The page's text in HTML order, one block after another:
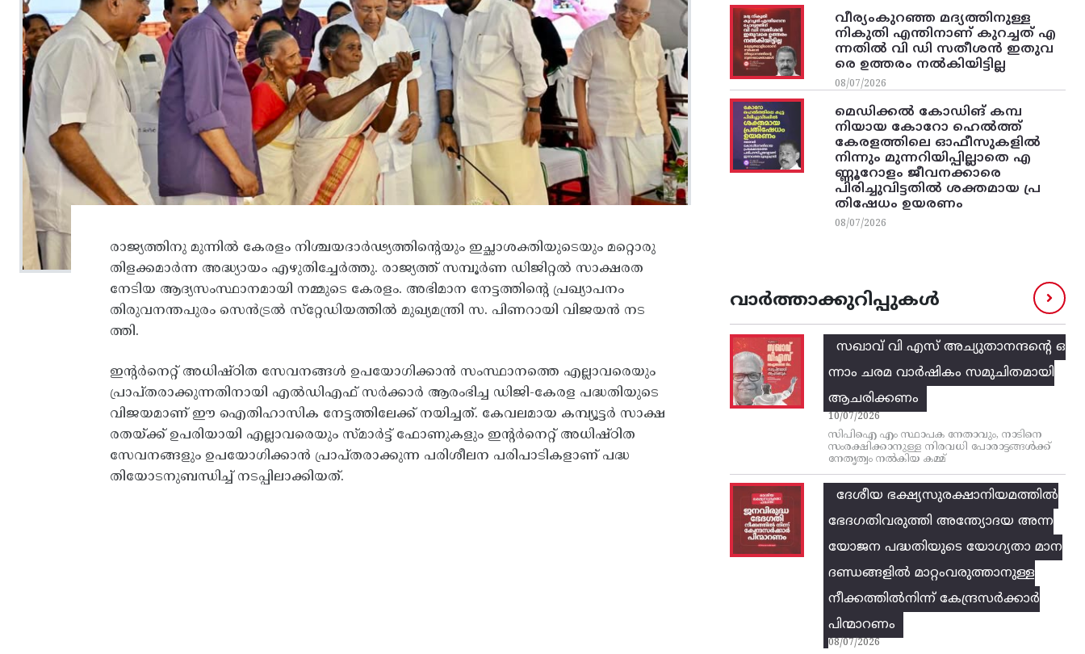
രാജ്യത്തിനു മുന്നിൽ കേരളം നിശ്ചയദാർഢ്യത്തിന്റെയും ഇച്ഛാശക്തിയുടെയും മറ്റൊരു
തിളക്കമാർന്ന അദ്ധ്യായം എഴുതിച്ചേർത്തു. രാജ്യത്ത്‌ സമ്പൂർണ ഡിജിറ്റൽ സാക്ഷരത
നേടിയ ആദ്യസംസ്ഥാനമായി നമ്മുടെ കേരളം. അഭിമാന നേട്ടത്തിന്റെ പ്രഖ്യാപനം
തിരുവനന്തപുരം സെൻട്രൽ സ്‌റ്റേഡിയത്തിൽ മുഖ്യമന്ത്രി സ. പിണറായി വിജയൻ നട
ത്തി.
ഇന്റർനെറ്റ് അധിഷ്ഠിത സേവനങ്ങൾ ഉപയോഗിക്കാൻ സംസ്ഥാനത്തെ എല്ലാവരെയും
പ്രാപ്തരാക്കുന്നതിനായി എൽഡിഎഫ് സർക്കാർ ആരംഭിച്ച ഡിജി-കേരള പദ്ധതിയുടെ
വിജയമാണ് ഈ ഐതിഹാസിക നേട്ടത്തിലേക്ക് നയിച്ചത്. കേവലമായ കമ്പ്യൂട്ടർ സാക്ഷ
രതയ്ക്ക് ഉപരിയായി എല്ലാവരെയും സ്മാർട്ട് ഫോണുകളും ഇന്റർനെറ്റ് അധിഷ്ഠിത
സേവനങ്ങളും ഉപയോഗിക്കാൻ പ്രാപ്തരാക്കുന്ന പരിശീലന പരിപാടികളാണ് പദ്ധ
തിയോടനുബന്ധിച്ച് നടപ്പിലാക്കിയത്.
വീര്യംകുറഞ്ഞ മദ്യത്തിനുള്ള
നികുതി എന്തിനാണ് കുറച്ചത് എ
ന്നതിൽ വി ഡി സതീശൻ ഇതുവ
രെ ഉത്തരം നൽകിയിട്ടില്ല
08/07/2026
മെഡിക്കൽ കോഡിങ് കമ്പ
നിയായ കോറോ ഹെൽത്ത്
കേരളത്തിലെ ഓഫീസുകളിൽ
നിന്നും മുന്നറിയിപ്പില്ലാതെ എ
ണ്ണൂറോളം ജീവനക്കാരെ
പിരിച്ചുവിട്ടതിൽ‌ ശക്തമായ പ്ര
തിഷേധം ഉയരണം
08/07/2026
വാർത്താക്കുറിപ്പുകൾ
സഖാവ് വി എസ്‌ അച്യുതാനന്ദന്റെ ഒ
ന്നാം ചരമ വാര്‍ഷികം സമുചിതമായി
ആചരിക്കണം
10/07/2026
സിപിഐ എം സ്ഥാപക നേതാവും, നാടിനെ
സംരക്ഷിക്കാനുള്ള നിരവധി പോരാട്ടങ്ങള്‍ക്ക്‌
നേതൃത്വം നല്‍കിയ കമ്മ്
ദേശീയ ഭക്ഷ്യസുരക്ഷാനിയമത്തിൽ
ഭേദഗതിവരുത്തി അന്ത്യോദയ അന്ന
യോജന പദ്ധതിയുടെ യോഗ്യതാ മാന
ദണ്ഡങ്ങളിൽ മാറ്റംവരുത്താനുള്ള
നീക്കത്തിൽനിന്ന്‌ കേന്ദ്രസർക്കാർ
പിന്മാറണം
08/07/2026